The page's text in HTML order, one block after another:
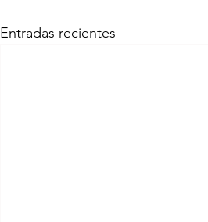
Entradas recientes